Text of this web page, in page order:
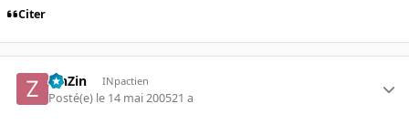
Citer
ZinZin INpactien
Posté(e) le 14 mai 200521 a